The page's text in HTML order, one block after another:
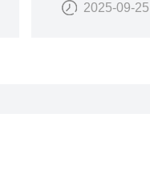
2025-09-25